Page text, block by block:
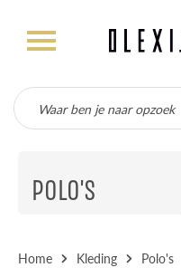
POLO'S
Home Kleding Polo's